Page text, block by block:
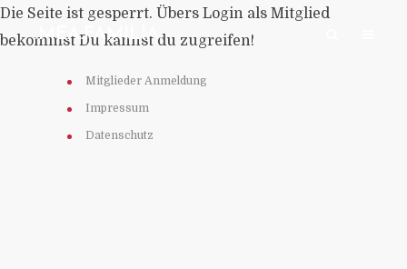
:MEA:FAMILIA:
Die Seite ist gesperrt. Übers Login als Mitglied
bekommst Du kannst du zugreifen!
Mitglieder Anmeldung
Impressum
Datenschutz